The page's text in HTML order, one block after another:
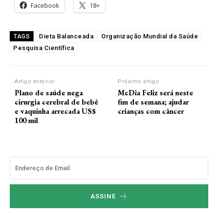
Facebook 18+
TAGS Dieta Balanceada
Organização Mundial da Saúde
Pesquisa Científica
Artigo anterior
Plano de saúde nega
cirurgia cerebral de bebê
e vaquinha arrecada US$
100 mil
Próximo artigo
McDia Feliz será neste
fim de semana; ajudar
crianças com câncer
ASSINE